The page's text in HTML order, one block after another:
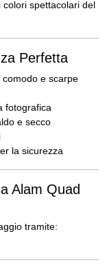
spettacolari del
Perfetta
e scarpe
fotografica
e secco
la sicurezza
Alam Quad
tramite: